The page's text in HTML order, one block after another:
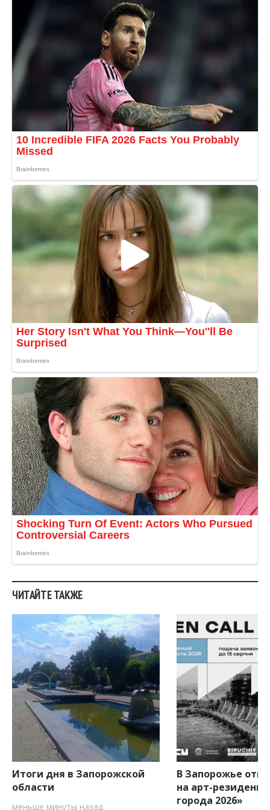
ЧИТАЙТЕ ТАКЖЕ
Итоги дня в Запорожской
области
меньше минуты назад
В Запорожье
на арт-
города 2026»